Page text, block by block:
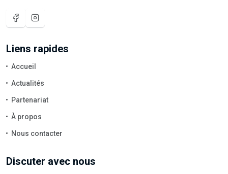
Liens rapides
Accueil
Actualités
Partenariat
À propos
Nous contacter
Discuter avec nous